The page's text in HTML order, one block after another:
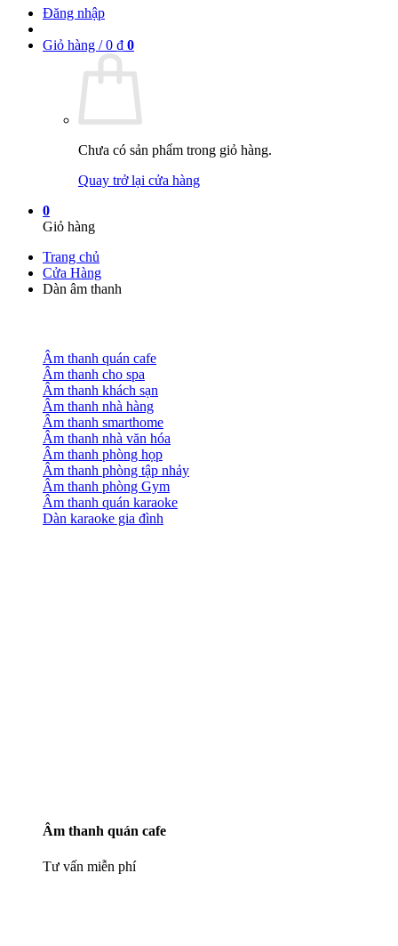
Đăng nhập
Giỏ hàng /0 ₫ 0
Chưa có sản phẩm trong giỏ hàng.
Quay trở lại cửa hàng
0
Giỏ hàng
Trang chủ
Cửa Hàng
Dàn âm thanh
Âm thanh quán cafe
Âm thanh cho spa
Âm thanh khách sạn
Âm thanh nhà hàng
Âm thanh smarthome
Âm thanh nhà văn hóa
Âm thanh phòng họp
Âm thanh phòng tập nhảy
Âm thanh phòng Gym
Âm thanh quán karaoke
Dàn karaoke gia đình
Âm thanh quán cafe
Tư vấn miễn phí